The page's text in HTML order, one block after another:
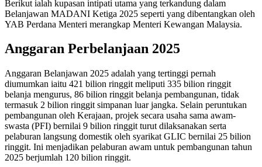
Berikut ialah kupasan intipati utama yang terkandung dalam
Belanjawan MADANI Ketiga 2025 seperti yang dibentangkan oleh
YAB Perdana Menteri merangkap Menteri Kewangan Malaysia.
Anggaran Perbelanjaan 2025
Anggaran Belanjawan 2025 adalah yang tertinggi pernah
diumumkan iaitu 421 bilion ringgit meliputi 335 bilion ringgit
belanja mengurus, 86 bilion ringgit belanja pembangunan, tidak
termasuk 2 bilion ringgit simpanan luar jangka. Selain peruntukan
pembangunan oleh Kerajaan, projek secara usaha sama awam-
swasta (PFI) bernilai 9 bilion ringgit turut dilaksanakan serta
pelaburan langsung domestik oleh syarikat GLIC bernilai 25 bilion
ringgit. Ini menjadikan pelaburan awam untuk pembangunan tahun
2025 berjumlah 120 bilion ringgit.